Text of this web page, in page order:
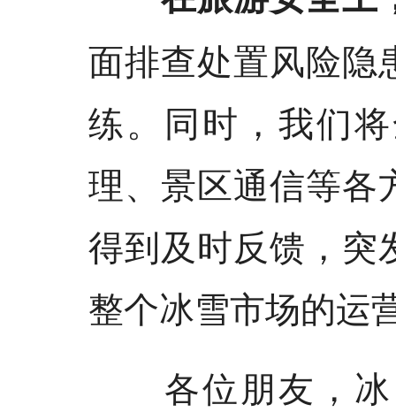
面排查处置风险隐
练。同时，我们
理、景区通信等各
得到及时反馈，突
整个冰雪市场的运
各位朋友，冰